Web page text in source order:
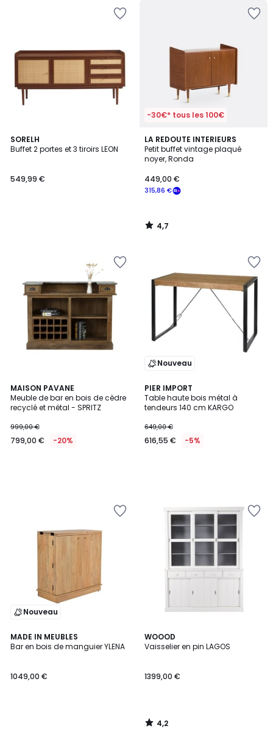
SORELH
Buffet 2 portes et 3 tiroirs LEON
549,99 €
-30€* tous les 100€
LA REDOUTE INTERIEURS
Petit buffet vintage plaqué
noyer, Ronda
315,86 €
449,00 €
4,7
/ 5
4,7
/
MAISON PAVANE
Meuble de bar en bois de cèdre
recyclé et métal - SPRITZ
999,00 €
799,00 € -20%
Nouveau
PIER IMPORT
Table haute bois métal à
tendeurs 140 cm KARGO
649,00 €
616,55 € -5%
Nouveau
MADE IN MEUBLES
Bar en bois de manguier YLENA
1049,00 €
WOOOD
Vaisselier en pin LAGOS
1399,00 €
4,2
/ 5
4,2
/